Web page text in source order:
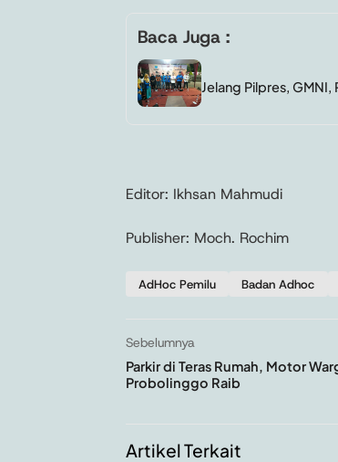
Baca Juga :
Jelang Pilpres, GMNI,
Editor: Ikhsan Mahmudi
Publisher: Moch. Rochim
AdHoc Pemilu Badan Adhoc
Sebelumnya
Parkir di Teras Rumah, Motor
Probolinggo Raib
Artikel Terkait